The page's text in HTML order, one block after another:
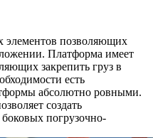
элементов позволяющих
Платформа имеет
закрепить груз в
есть
абсолютно ровными.
создать
погрузочно-